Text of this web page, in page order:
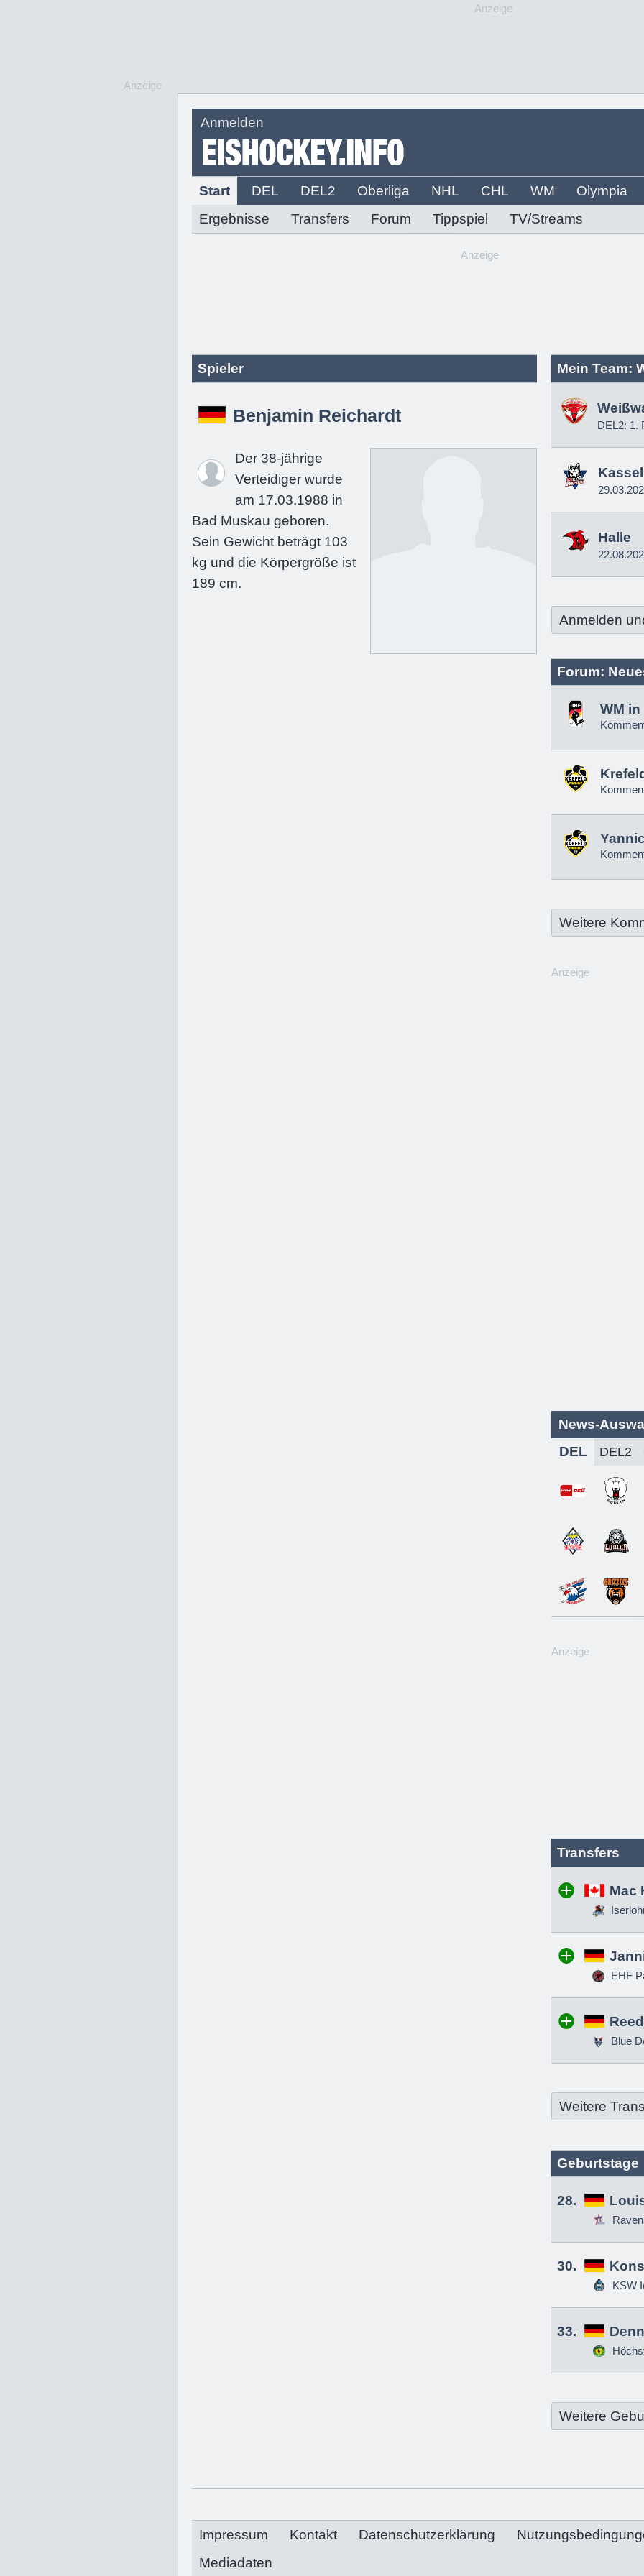
Anzeige
Anmelden
Start DEL DEL2 Oberliga NHL CHL WM
Olympia
Ergebnisse
Transfers Forum Tippspiel TV/Streams
Anzeige
Anzeige
Spieler
Benjamin Reichardt
Der 38-jährige
Verteidiger wurde
am 17.03.1988 in
Bad Muskau geboren.
Sein Gewicht beträgt 103
kg und die Körpergröße ist
189 cm.
Mein Team:
DEL2: 1.
Kassel
Halle
Anmelden
Forum:
WM
Weitere
Anzeige
News-
DEL
Anzeige
Transfers
Mac
EHF
Blue
Weitere
Geburtstage
28.
30.
KSW
33.
Weitere
Impressum Kontakt Datenschutzerklärung
Mediadaten